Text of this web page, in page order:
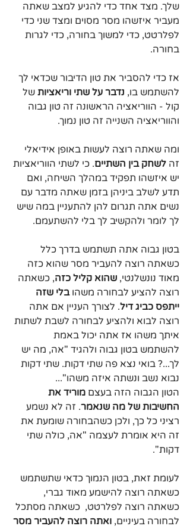
שלך. מצד אחד כדי להגיע למצב שאתה
מעביר איזשהו מסר מסוים ומצד שני כדי
לפלרטט, כדי למשוך בחורה, כדי לגרות
בחורה.
אז כדי להסביר את טון הדיבור שכדאי לך
להשתמש בו, נדבר על שתי וריאציות של
קול - הווריאציה הראשונה זה טון גבוה
והווריאציה השנייה זה טון נמוך.
ומה שאתה רוצה לעשות באופן אידיאלי
זה לשחק בין השתיים. כי לשתי הווריאציות
יש איזשהו תפקיד במהלך השיחה, ואם
תדע לשלב ביניהן בזמן שאתה מדבר עם
נשים אתה תגרום להן להתעניין במה שיש
לך לומר ולהקשיב לך בלי להשתעמם.
בטון גבוה אתה תשתמש בדרך כלל
כשאתה רוצה להעביר מסר שהוא כזה
מאוד נונשלנטי, שהוא קליל כזה, כשאתה
רוצה להציע לבחורה משהו בלי שזה
ייתפס כביג דיל. לצורך העניין אם אתה
רוצה לבוא ולהציע לבחורה לשבת לשתות
איתך משהו אז אתה יכול באמת
להשתמש בטון גבוה ולהגיד "אה, מה יש
לך...? בואי נצא פה שתי דקות. שתי דקות
נבוא נשב ונשתה איזה משהו"...
הטון הגבוה הזה בעצם מוריד את
החשיבות של מה שנאמר. זה לא נשמע
רציני כל כך, ולכן כשהבחורה שומעת את
זה היא אומרת לעצמה "אה, כולה שתי
דקות".
לעומת זאת, בטון הנמוך כדאי שתשתמש
כשאתה רוצה להישמע מאוד גברי,
כשאתה רוצה לפלרטט,  כשאתה מסתכל
לבחורה בעיניים, ואתה רוצה להעביר מסר